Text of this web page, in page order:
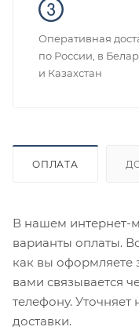
Оперативная
по России, в
и Казахстан
ОПЛАТА
В нашем интернет-
варианты оплаты.
как вы оформляете
вами связывается
телефону. Уточняет
доставки.